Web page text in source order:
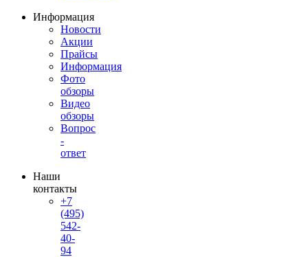
Информация
Новости
Акции
Прайсы
Информация
Фото
обзоры
Видео
обзоры
Вопрос
-
ответ
Наши
контакты
+7
(495)
542-
40-
94